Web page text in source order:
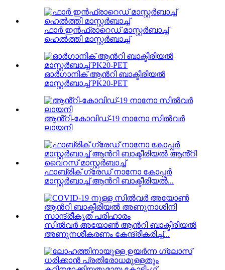
ഫാർ ഇൻഫ്രാറെഡ് മാസ്റ്റർബാച്ച്
ഹെൽത്തി മാസ്റ്റർബാച്ച്
ഓർഗാനിക് ആൻറി ബാക്ടീരിയൽ
മാസ്റ്റർബാച്ച് PK20-PET
ആൻ്റി-കോവിഡ്-19 നാനോ സിൽവർ
ലായനി
ഫാബ്രിക് ഗ്രേഡ് നാനോ കോപ്പർ
മാസ്റ്റർബാച്ച് ആൻറി ബാക്ടീരിയൽ...
സിൽവർ അയോൺ ആൻറി ബാക്ടീരിയൽ
അണുനശീകരണം കേന്ദ്രീകരിച്ച്...